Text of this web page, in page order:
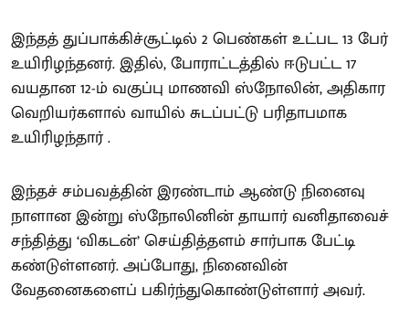
இந்தத் துப்பாக்கிச்சூட்டில் 2 பெண்கள் உட்பட 13 பேர்
உயிரிழந்தனர். இதில், போராட்டத்தில் ஈடுபட்ட 17
வயதான 12-ம் வகுப்பு மாணவி ஸ்நோலின், அதிகார
வெறியர்களால் வாயில் சுடப்பட்டு பரிதாபமாக
உயிரிழந்தார் .
இந்தச் சம்பவத்தின் இரண்டாம் ஆண்டு நினைவு
நாளான இன்று ஸ்நோலினின் தாயார் வனிதாவைச்
சந்தித்து ‘விகடன்’ செய்தித்தளம் சார்பாக பேட்டி
கண்டுள்ளனர். அப்போது, நினைவின்
வேதனைகளைப் பகிர்ந்துகொண்டுள்ளார் அவர்.